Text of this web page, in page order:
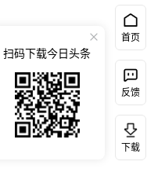
首页
反馈
下载
扫码下载今日头条